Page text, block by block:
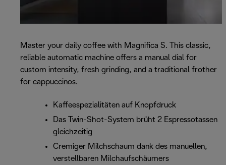
Master your daily coffee with Magnifica S. This classic,
reliable automatic machine offers a manual dial for
custom intensity, fresh grinding, and a traditional frother
for cappuccinos.
Kaffeespezialitäten auf Knopfdruck
Das Twin-Shot-System brüht 2 Espressotassen
gleichzeitig
Cremiger Milchschaum dank des manuellen,
verstellbaren Milchaufschäumers